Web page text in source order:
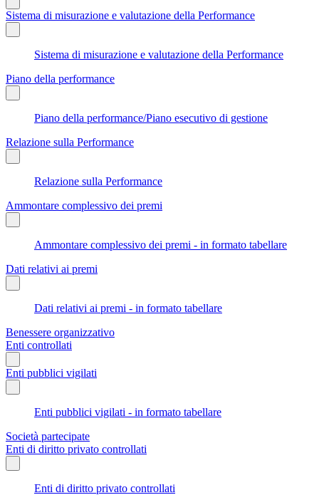
Sistema di misurazione e valutazione della Performance
Sistema di misurazione e valutazione della Performance
Piano della performance
Piano della performance/Piano esecutivo di gestione
Relazione sulla Performance
Relazione sulla Performance
Ammontare complessivo dei premi
Ammontare complessivo dei premi - in formato tabellare
Dati relativi ai premi
Dati relativi ai premi - in formato tabellare
Benessere organizzativo
Enti controllati
Enti pubblici vigilati
Enti pubblici vigilati - in formato tabellare
Società partecipate
Enti di diritto privato controllati
Enti di diritto privato controllati